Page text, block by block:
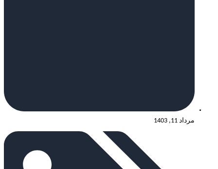
مرداد 11, 1403